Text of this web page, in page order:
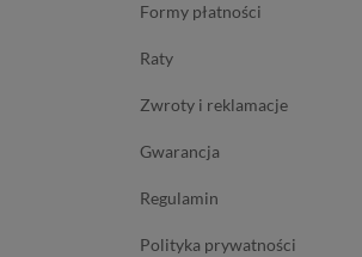
formy płatności
raty
zwroty i reklamacje
gwarancja
regulamin
polityka prywatności